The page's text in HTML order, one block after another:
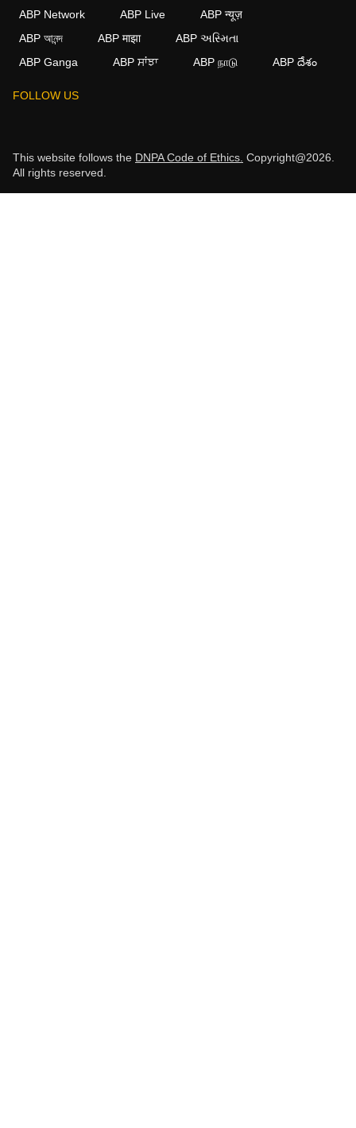
ABP Network ABP Live
ABP न्यूज़
ABP আনন্দ
ABP माझा
ABP અસ્મિતા
ABP Ganga
ABP ਸਾਂਝਾ ABP நாடு ABP దేశం
FOLLOW US
This website follows the DNPA Code of Ethics. Copyright@2026.
All rights reserved.